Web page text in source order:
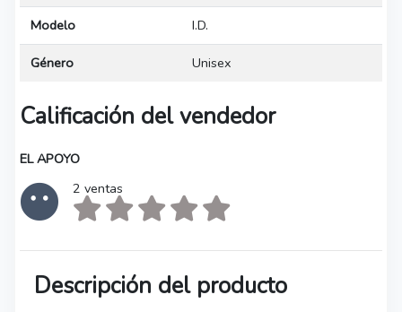
Modelo I.D.
Género Unisex
Calificación del vendedor
EL APOYO
2 ventas
Descripción del producto